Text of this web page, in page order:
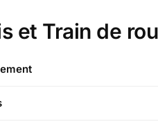
et Train de